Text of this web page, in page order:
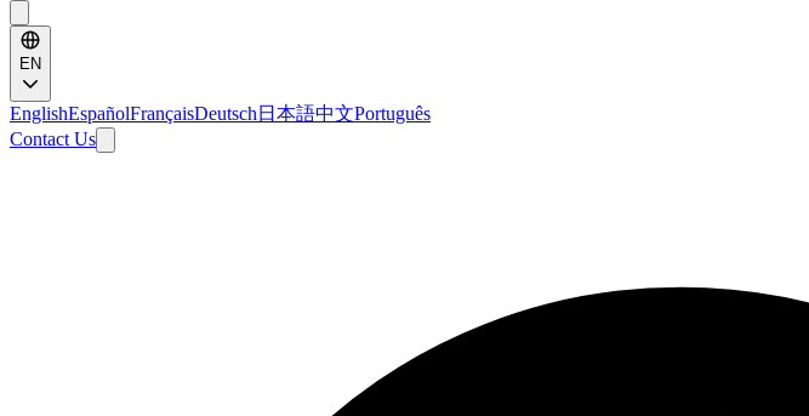
EN
EnglishEspañolFrançaisDeutsch 日本語中文Português
Contact Us